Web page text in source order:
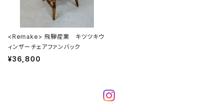
<Remake> 飛騨産業 キツツキウ
ィンザーチェアファンバック
¥36,800